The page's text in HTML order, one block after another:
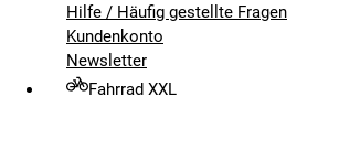
Hilfe / Häufig gestellte Fragen
Kundenkonto
Newsletter
Fahrrad XXL